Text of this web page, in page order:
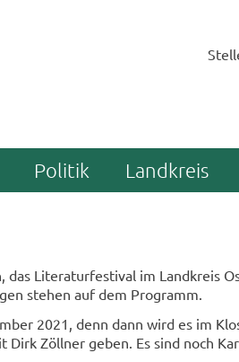
Politik Landkreis
das Li­te­ra­tur­fes­ti­val im Land­kreis
ste­hen auf dem Pro­gramm.
2021, denn dann wird es im
Dirk Zöll­ner geben. Es sind noch